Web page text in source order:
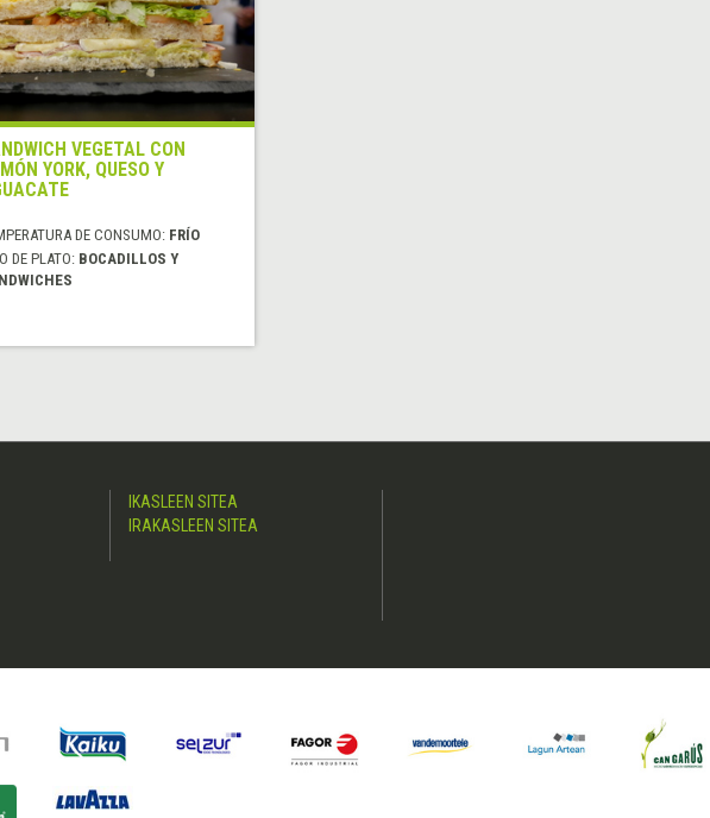
VEGETAL CON
YORK, QUESO Y
DE CONSUMO: FRÍO
DE PLATO: BOCADILLOS Y
IKASLEEN SITEA
IRAKASLEEN SITEA